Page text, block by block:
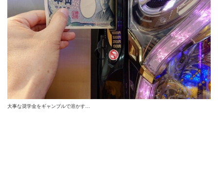
大事な奨学金をギャンブルで溶かす…